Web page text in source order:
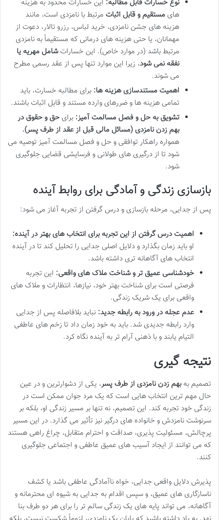
نوع خسارات قابل مطالبه: این خسارات محدود به هزینه
های مستقیم و قابل اثبات مرتبط با نامزدی است، مانند
هزینه های جشن نامزدی، خرید لباس، رزرو تالار، دعوت از
مهمانان، یا حتی هزینه های درمانی که مستقیماً به نامزدی
مرتبط باشد (در موارد خاص). این خساراتشامل مهریه یا
نفقه نمی شود، زیرا این موارد تنها پس از عقد رسمی مطرح
می شوند.
اهمیت مستندسازی هزینه ها: برای مطالبه خسارت، باید
تمامی هزینه ها و ضررهای وارده مستند و قابل اثبات باشند.
تشویق به حل و فصل مسالمت آمیز: برای حق و حقوق در
بهم زدن نامزدی (مسائل مالی قبل از عقد از طرف پسر)،
همواره راهکار توافقی و حل و فصل مسالمت آمیز توصیه می
شود تا از درگیری های طولانی و فرسایشی قضایی جلوگیری
شود.
بازسازی زندگی و آمادگی برای روابط آینده
پس از جدایی، مرحله بازسازی و درس گرفتن از تجربه آغاز می شود:
اهمیت درس گرفتن از این تجربه برای انتخاب های بهتر در آینده:
او باید زمان بگذارد و دلایل اصلی جدایی را تحلیل کند تا در آینده
انتخاب های آگاهانه تری داشته باشد.
خودشناسی عمیق تر و شناخت ملاک های واقعی: این تجربه
فرصتی است برای شناخت بهتر خود، نیازها، انتظارات و ملاک های
واقعی برای یک شریک زندگی.
عدم عجله در ورود به رابطه جدید: نباید بلافاصله پس از جدایی
وارد رابطه جدیدی شد. باید به خود زمان داد تا زخم های عاطفی
التیام یابند و با ذهنی آرام تر به آینده نگاه کرد.
نتیجه گیری
تصمیم به بهم زدن نامزدی از طرف پسر، یکی از دشوارترین و در عین
حال مهم ترین انتخاب هایی است که یک مرد جوان ممکن است در
زندگی خود تجربه کند. این تصمیم، نه تنها بر مسیر زندگی او، بلکه بر
سرنوشت نامزدش و خانواده های درگیر نیز تأثیر می گذارد. در این مسیر
پرچالش، مسئولیت پذیری، صداقت و احترام متقابل، چراغ راهی هستند
که می توانند از ایجاد آسیب های عمیق عاطفی و اجتماعی جلوگیری
کنند.
پذیرش دلایل واقعی جدایی، خواه ناآمادگی عاطفی باشد یا کشف
ناسازگاری های عمیق، و سپس اقدام به جدایی به شیوه ای محترمانه و
آگاهانه، می تواند پایه های یک زندگی سالم تر را برای هر دو طرف بنا